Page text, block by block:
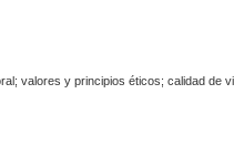
valores y principios éticos; calidad de